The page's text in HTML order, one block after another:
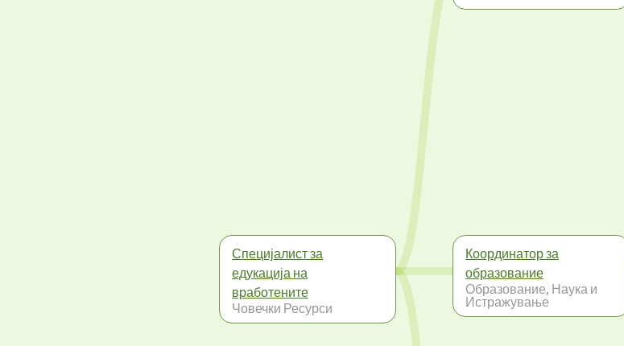
Специјалист за
едукација на
вработените
Човечки Ресурси
Координатор за
образование
Образование, Наука и
Истражување